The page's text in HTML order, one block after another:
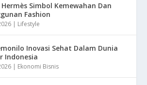
Simbol Kemewahan Dan
Fashion
| Lifestyle
Inovasi Sehat Dalam Dunia
Indonesia
| Ekonomi Bisnis